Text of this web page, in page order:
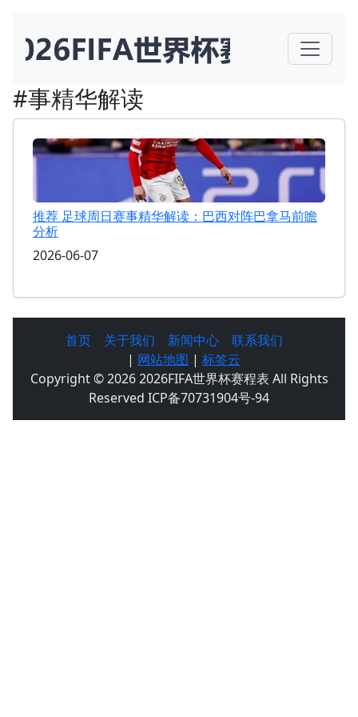
#事精华解读
推荐 足球周日赛事精华解读：巴西对阵巴拿马前瞻
分析
2026-06-07
首页 关于我们 新闻中心
联系我们
| 网站地图 | 标签云
Copyright © 2026 2026FIFA世界杯赛程表 All Rights
Reserved ICP备70731904号-94